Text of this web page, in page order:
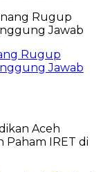
Rugup
Jawab